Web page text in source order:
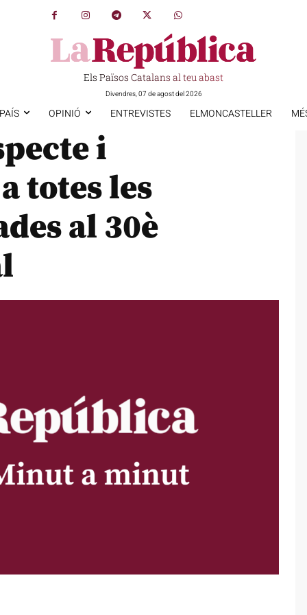
Els Països Catalans al teu abast
Divendres, 07 de agost del 2026
OPINIÓ ENTREVISTES ELMONCASTELLER
i
totes les
al 30è